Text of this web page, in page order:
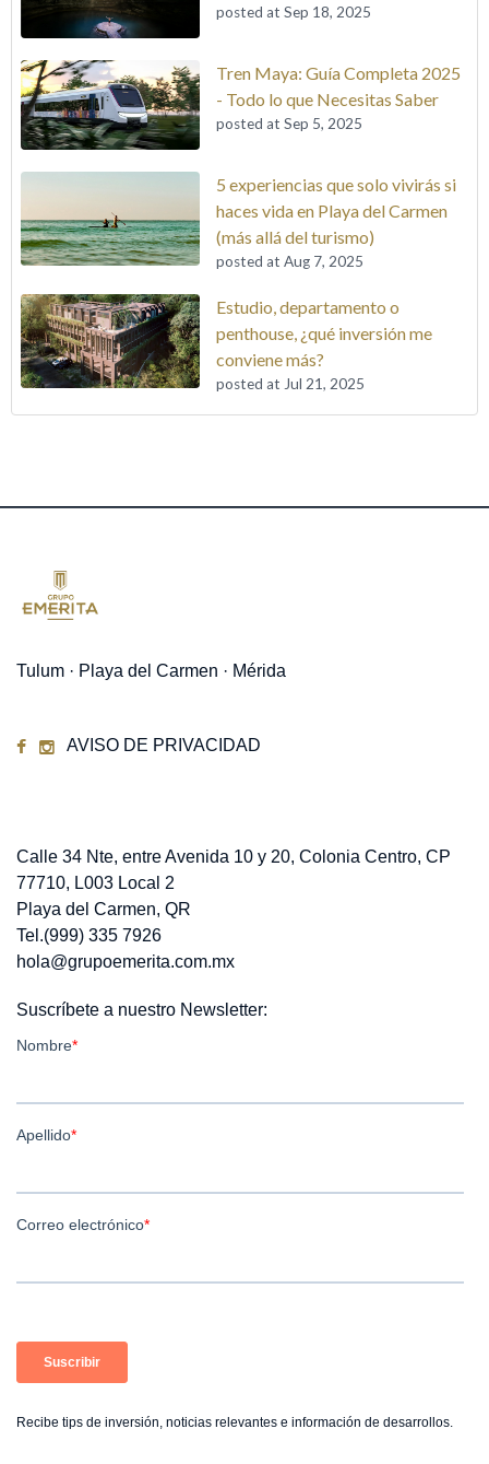
posted at Sep 18, 2025
Tren Maya: Guía Completa 2025
- Todo lo que Necesitas Saber
posted at Sep 5, 2025
5 experiencias que solo vivirás si
haces vida en Playa del Carmen
(más allá del turismo)
posted at Aug 7, 2025
Estudio, departamento o
penthouse, ¿qué inversión me
conviene más?
posted at Jul 21, 2025
Tulum · Playa del Carmen · Mérida
AVISO DE PRIVACIDAD
Calle 34 Nte, entre Avenida 10 y 20, Colonia Centro, CP
77710, L003 Local 2
Playa del Carmen, QR
Tel.(999) 335 7926
hola@grupoemerita.com.mx
Suscríbete a nuestro Newsletter:
Recibe tips de inversión, noticias relevantes e información de desarrollos.